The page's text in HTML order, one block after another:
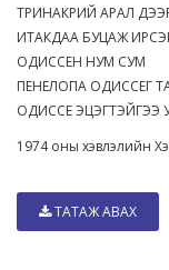
ТРИНАКРИЙ АРАЛ
ИТАКДАА БУЦАЖ
ОДИССЕН НУМ СУМ
ПЕНЕЛОПА ОДИССЕГ
ОДИССЕ ЭЦЭГТЭЙГЭЭ
1974 оны хэвлэлийн
ТАТАЖ АВАХ